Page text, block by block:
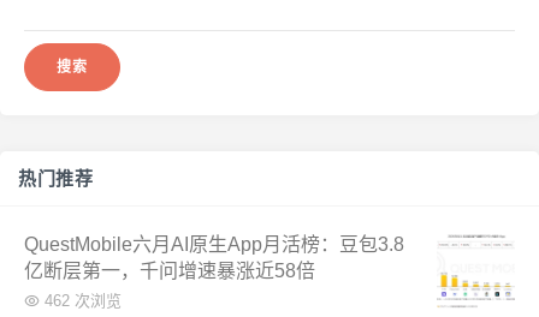
热门推荐
QuestMobile六月AI原生App月活榜：豆包3.8
亿断层第一，千问增速暴涨近58倍
462 次浏览